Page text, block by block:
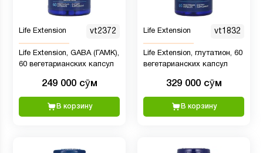
Life Extension vt2372
Life Extension, GABA (ГАМК),
60 вегетарианских капсул
249 000 сӯм
В корзину
Life Extension vt1832
Life Extension, глутатион, 60
вегетарианских капсул
329 000 сӯм
В корзину